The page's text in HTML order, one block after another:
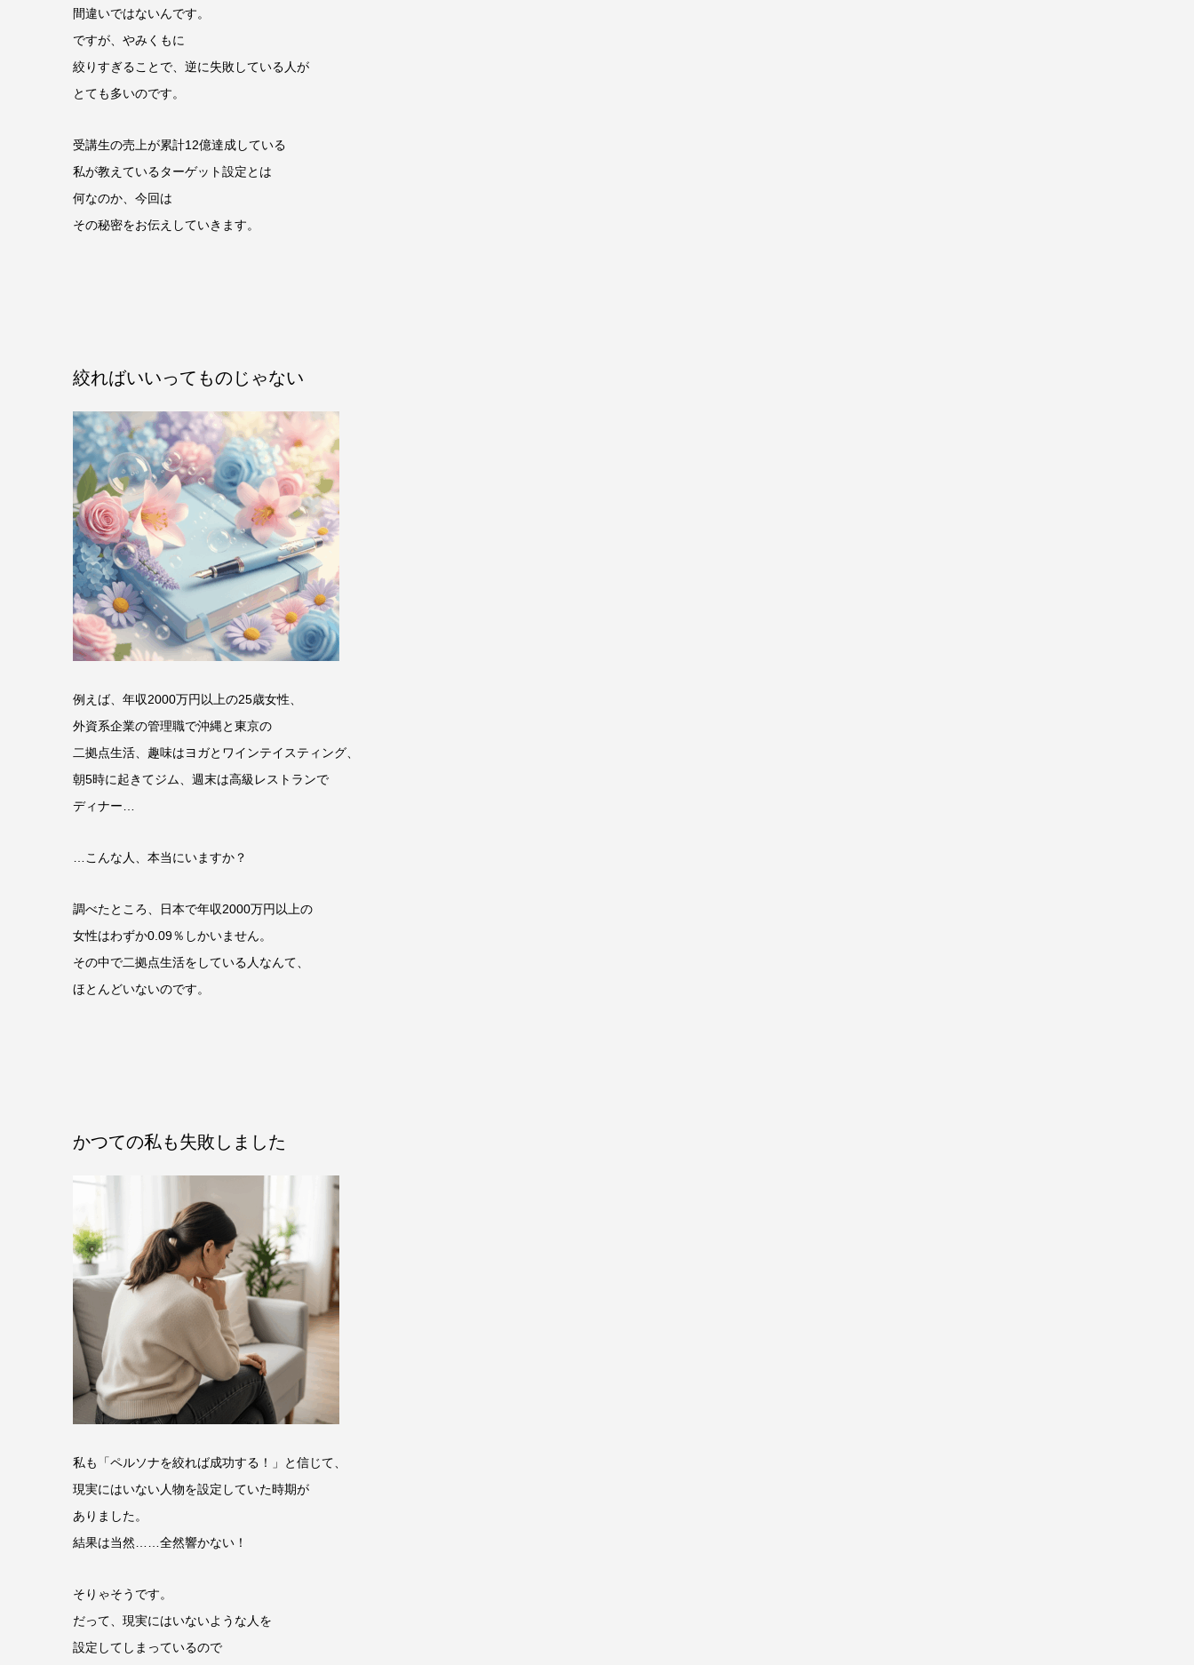
間違いではないんです。
ですが、やみくもに
絞りすぎることで、逆に失敗している人が
とても多いのです。
受講生の売上が累計12億達成している
私が教えているターゲット設定とは
何なのか、今回は
その秘密をお伝えしていきます。
絞ればいいってものじゃない
例えば、年収2000万円以上の25歳女性、
外資系企業の管理職で沖縄と東京の
二拠点生活、趣味はヨガとワインテイスティング、
朝5時に起きてジム、週末は高級レストランで
ディナー…
…こんな人、本当にいますか？
調べたところ、日本で年収2000万円以上の
女性はわずか0.09％しかいません。
その中で二拠点生活をしている人なんて、
ほとんどいないのです。
かつての私も失敗しました
私も「ペルソナを絞れば成功する！」と信じて、
現実にはいない人物を設定していた時期が
ありました。
結果は当然……全然響かない！
そりゃそうです。
だって、現実にはいないような人を
設定してしまっているので